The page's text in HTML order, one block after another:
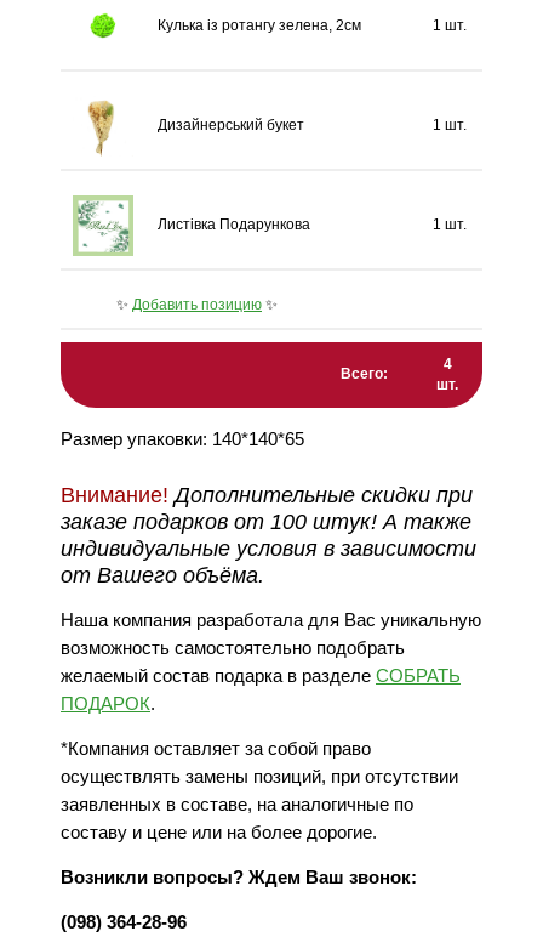
Кулька із ротангу зелена, 2см 1 шт.
Дизайнерський букет 1 шт.
Листівка Подарункова 1 шт.
✨ Добавить позицию ✨
Всего:
4
шт.
Размер упаковки: 140*140*65
Внимание! Дополнительные скидки при
заказе подарков от 100 штук! А также
индивидуальные условия в зависимости
от Вашего объёма.
Наша компания разработала для Вас уникальную
возможность самостоятельно подобрать
желаемый состав подарка в разделе СОБРАТЬ
ПОДАРОК.
*Компания оставляет за собой право
осуществлять замены позиций, при отсутствии
заявленных в составе, на аналогичные по
составу и цене или на более дорогие.
Возникли вопросы? Ждем Ваш звонок:
(098) 364-28-96